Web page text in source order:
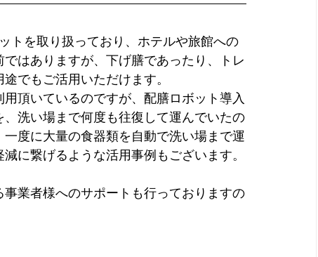
トを取り扱っており、ホテルや旅館への
はありますが、下げ膳であったり、トレ
でもご活用いただけます。
頂いているのですが、配膳ロボット導入
洗い場まで何度も往復して運んでいたの
度に大量の食器類を自動で洗い場まで運
に繋げるような活用事例もございます。
業者様へのサポートも行っておりますの